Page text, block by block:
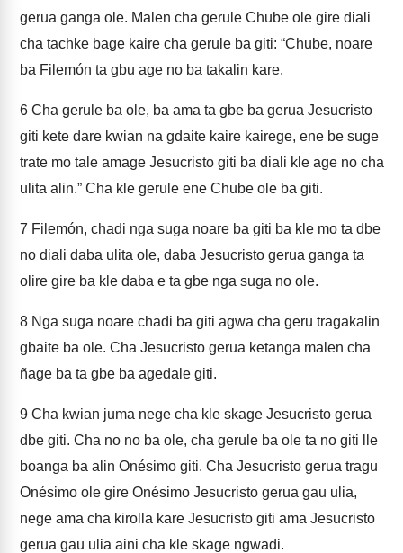
gerua ganga ole. Malen cha gerule Chube ole gire diali
cha tachke bage kaire cha gerule ba giti: “Chube, noare
ba Filemón ta gbu age no ba takalin kare.
6 Cha gerule ba ole, ba ama ta gbe ba gerua Jesucristo
giti kete dare kwian na gdaite kaire kairege, ene be suge
trate mo tale amage Jesucristo giti ba diali kle age no cha
ulita alin.” Cha kle gerule ene Chube ole ba giti.
7 Filemón, chadi nga suga noare ba giti ba kle mo ta dbe
no diali daba ulita ole, daba Jesucristo gerua ganga ta
olire gire ba kle daba e ta gbe nga suga no ole.
8 Nga suga noare chadi ba giti agwa cha geru tragakalin
gbaite ba ole. Cha Jesucristo gerua ketanga malen cha
ñage ba ta gbe ba agedale giti.
9 Cha kwian juma nege cha kle skage Jesucristo gerua
dbe giti. Cha no no ba ole, cha gerule ba ole ta no giti lle
boanga ba alin Onésimo giti. Cha Jesucristo gerua tragu
Onésimo ole gire Onésimo Jesucristo gerua gau ulia,
nege ama cha kirolla kare Jesucristo giti ama Jesucristo
gerua gau ulia aini cha kle skage ngwadi.